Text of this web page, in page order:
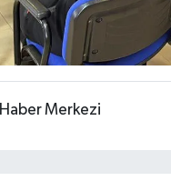
Haber Merkezi